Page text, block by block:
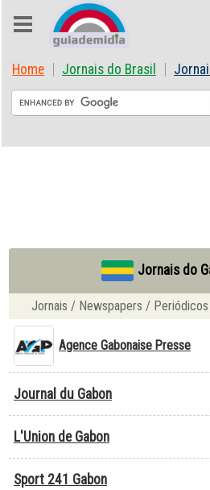
Home Jornais do Brasil
Jornais do
Jornais / Newspapers / Periódicos
Agence Gabonaise Presse
Journal du Gabon
L'Union de Gabon
Sport 241 Gabon